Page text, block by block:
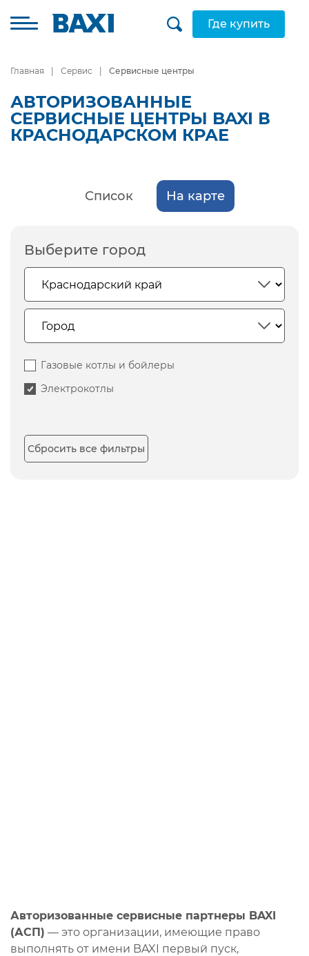
Где купить
Главная Сервис Сервисные центры
АВТОРИЗОВАННЫЕ
СЕРВИСНЫЕ ЦЕНТРЫ BAXI В
КРАСНОДАРСКОМ КРАЕ
Список На карте
Выберите город
Газовые котлы и бойлеры
Электрокотлы
Сбросить все фильтры
Авторизованные сервисные партнеры BAXI
(АСП) — это организации, имеющие право
выполнять от имени BAXI первый пуск,